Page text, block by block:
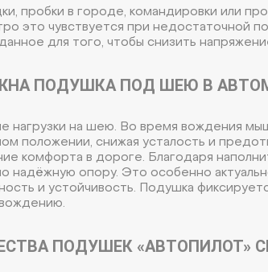
пробки в городе, командировки или
это чувствуется при недостаточной
для того, чтобы снизить
ПОДУШКА ПОД ШЕЮ В
нагрузки на шею. Во время вождения
положении, снижая усталость и
комфорта в дороге. Благодаря
надёжную опору. Это особенно
и устойчивость. Подушка
ПОДУШЕК «АВТОПИЛОТ»